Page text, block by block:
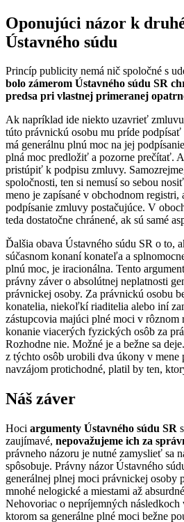
Oponujúci názor k
Ústavného súdu
Princíp publicity nemá nič spoločné s
bolo zámerom Ústavného súdu SR
predsa pri vlastnej primeranej
Ak napríklad ide niekto uzavrieť
túto právnickú osobu mu príde
má generálnu plnú moc na jej
plná moc predložiť a pozorne prečítať.
pristúpiť k podpisu zmluvy.
spoločnosti, ten si nemusí so sebou
meno je zapísané v obchodnom registri,
podpísanie zmluvy postačujúce. V
teda dostatočne chránené, ak sú samé
Ďalšia obava Ústavného súdu SR o to,
súčasnom konaní konateľa a
plnú moc, je iracionálna. Tento
právny záver o absolútnej neplatnosti
právnickej osoby. Za právnickú osobu
konatelia, niekoľkí riaditelia alebo iní
zástupcovia majúci plné moci v rôznom
konanie viacerých fyzických osôb za
Rozhodne nie. Možné je a bežne sa
z týchto osôb urobili dva úkony v mene
navzájom protichodné, platil by ten,
Náš záver
Hoci argumenty Ústavného súdu SR
zaujímavé, nepovažujeme ich za
právneho názoru je nutné zamyslieť sa
spôsobuje. Právny názor Ústavného
generálnej plnej moci právnickej osoby
mnohé nelogické a miestami až
Nehovoriac o nepríjemných
ktorom sa generálne plné moci bežne